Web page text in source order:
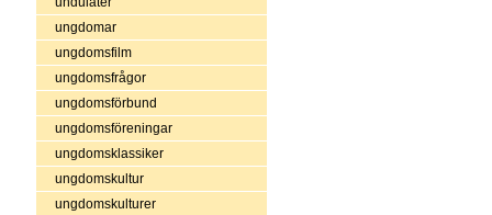
ungdomar
ungdomsfilm
ungdomsfrågor
ungdomsförbund
ungdomsföreningar
ungdomsklassiker
ungdomskultur
ungdomskulturer